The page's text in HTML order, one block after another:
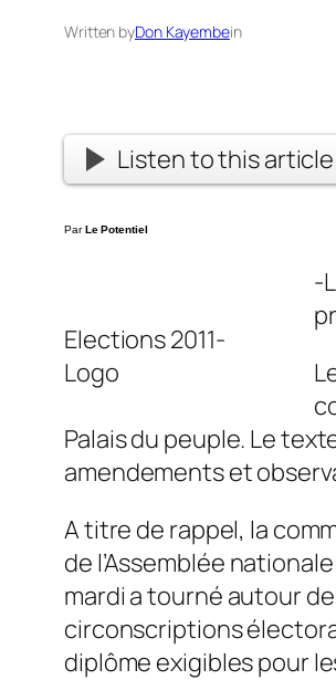
Written byDon Kayembein
Listen to this article
ParLe Potentiel
Elections 2011-
Logo
-
Palais du peuple. Le
amendements et
A titre de rappel, la
de l’Assemblée
mardi a tourné autour
circonscriptions
diplôme exigibles pour